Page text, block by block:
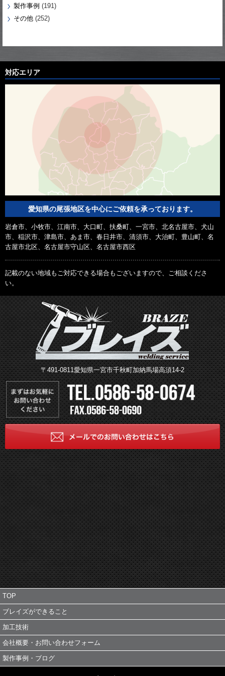
製作事例 (191)
その他 (252)
対応エリア
愛知県の尾張地区を中心にご依頼を承っております。
岩倉市、小牧市、江南市、大口町、扶桑町、一宮市、北名古屋市、犬山
市、稲沢市、津島市、あま市、春日井市、清須市、大治町、豊山町、名
古屋市北区、名古屋市守山区、名古屋市西区
記載のない地域もご対応できる場合もございますので、ご相談くださ
い。
〒491-0811愛知県一宮市千秋町加納馬場高須14-2
TOP
ブレイズができること
加工技術
会社概要・お問い合わせフォーム
製作事例・ブログ